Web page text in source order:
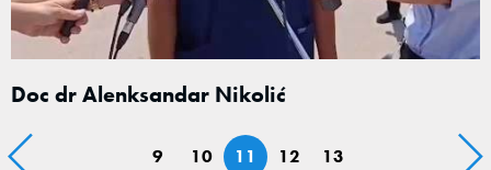
Doc dr Alenksandar Nikolić
9 10 11 12 13